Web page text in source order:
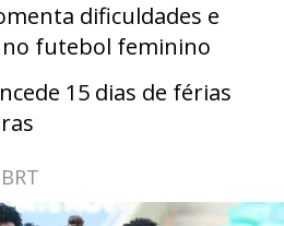
dificuldades e
no futebol feminino
15 dias de férias